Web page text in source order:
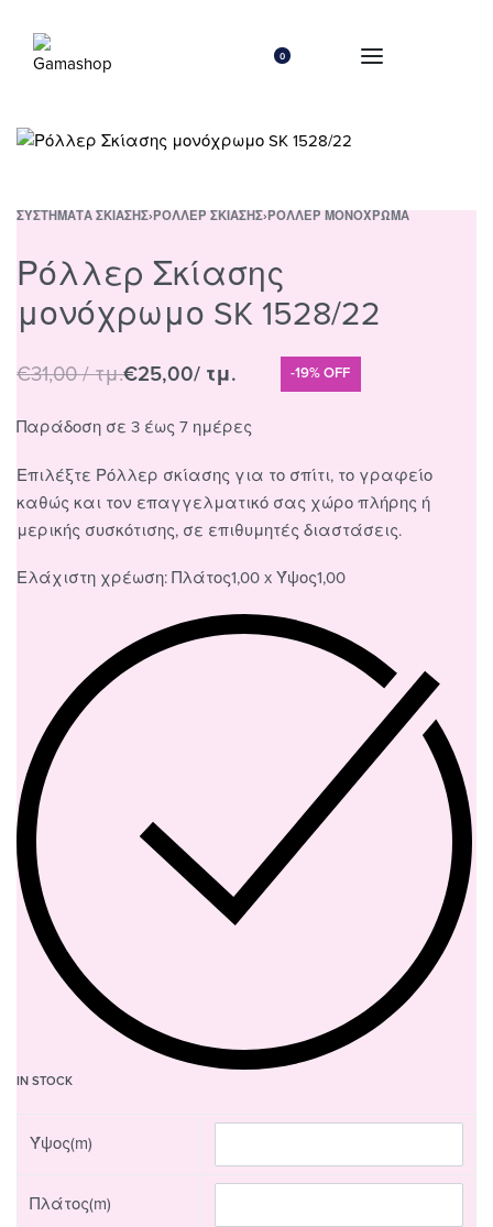
0
ΣΥΣΤΉΜΑΤΑ ΣΚΊΑΣΗΣ› ΡΌΛΛΕΡ ΣΚΊΑΣΗΣ› ΡΌΛΛΕΡ ΜΟΝΌΧΡΩΜΑ
Ρόλλερ Σκίασης
μονόχρωμο SK 1528/22
€31,00/ τμ.€25,00/ τμ. -19% OFF
Παράδοση σε 3 έως 7 ημέρες
Επιλέξτε Ρόλλερ σκίασης για το σπίτι, το γραφείο
καθώς και τον επαγγελματικό σας χώρο πλήρης ή
μερικής συσκότισης, σε επιθυμητές διαστάσεις.
Ελάχιστη χρέωση: Πλάτος1,00 x Ύψος1,00
IN STOCK
Ύψος(m)
Πλάτος(m)